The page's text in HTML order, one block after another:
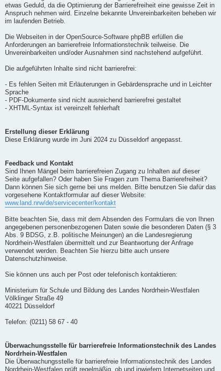
etwas Geduld, da die Optimierung der Barrierefreiheit eine gewisse Zeit in
Anspruch nehmen wird. Einzelne bekannte Unvereinbarkeiten beheben wir
im laufenden Betrieb.
Die Webseiten in der OpenSource-Software phpBB erfüllen die
Anforderungen an barrierefreie Informationstechnik teilweise. Die
Unvereinbarkeiten und/oder Ausnahmen sind nachstehend aufgeführt.
Die aufgeführten Inhalte sind nicht barrierefrei:
- Es fehlen Seiten mit Erläuterungen in Gebärdensprache und in Leichter
Sprache
- PDF-Dokumente sind nicht ausreichend barrierefrei gestaltet
- XHTML-Syntax ist vereinzelt fehlerhaft
Erstellung dieser Erklärung
Diese Erklärung wurde im Juni 2024 zu Düsseldorf angepasst.
Feedback und Kontakt
Sind Ihnen Mängel beim barrierefreien Zugang zu Inhalten auf dieser
Seite aufgefallen? Oder haben Sie Fragen zum Thema Barrierefreiheit?
Dann können Sie sich gerne bei uns melden. Bitte benutzen Sie dafür das
vorgesehene Kontaktformular auf dieser Website:
www.land.nrw/de/servicecenter/kontakt
Bitte beachten Sie, dass mit dem Absenden des Formulars die von Ihnen
angegebenen personenbezogenen Daten sowie die besonderen Daten (§ 3
Abs. 9 BDSG, z.B. politische Meinungen) an die Landesregierung
Nordrhein-Westfalen übermittelt und zur Beantwortung der Anfrage
verwendet werden. Beachten Sie hierzu bitte auch unsere
Datenschutzhinweise.
Sie können uns auch per Post oder telefonisch kontaktieren:
Ministerium für Schule und Bildung des Landes Nordrhein-Westfalen
Völklinger Straße 49
40221 Düsseldorf
Telefon: (0211) 58 67 - 40
Überwachungsstelle für barrierefreie Informationstechnik des Landes
Nordrhein-Westfalen
Die Überwachungsstelle für barrierefreie Informationstechnik des Landes
Nordrhein-Westfalen prüft regelmäßig, ob und inwiefern Internetseiten und